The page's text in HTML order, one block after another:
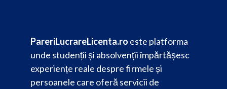
PareriLucrareLicenta.ro este platforma
unde studenții și absolvenții împărtășesc
experiențe reale despre firmele și
persoanele care oferă servicii de